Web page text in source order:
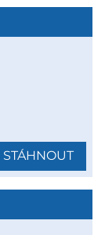
STÁHNOUT